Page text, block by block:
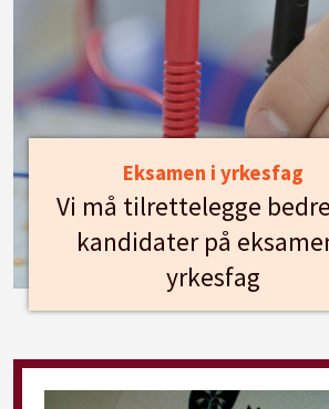
Eksamen i yrkesfag
Vi må tilrettelegge
kandidater på
yrkesfag